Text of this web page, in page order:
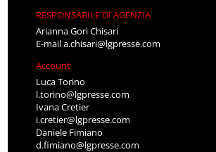
RESPONSABILE DI AGENZIA
Arianna Gori Chisari
E-maila.chisari@lgpresse.com
Account
Luca Torino
l.torino@lgpresse.com
Ivana Cretier
i.cretier@lgpresse.com
Daniele Fimiano
d.fimiano@lgpresse.com